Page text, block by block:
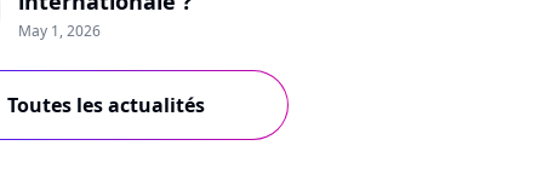
May 1, 2026
Toutes les actualités